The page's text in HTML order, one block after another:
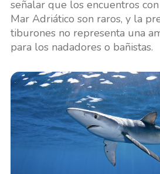
señalar que los encuentros
Mar Adriático son raros, y la
tiburones no representa una
para los nadadores o bañistas.